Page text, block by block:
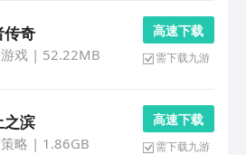
传奇
戏| 52.22MB
高 速 下 载
需下载九游
之滨
略 | 1.86GB
高 速 下 载
需下载九游